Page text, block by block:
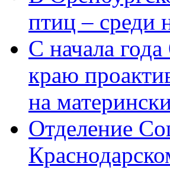
птиц – среди
С начала
краю
на
Отделение